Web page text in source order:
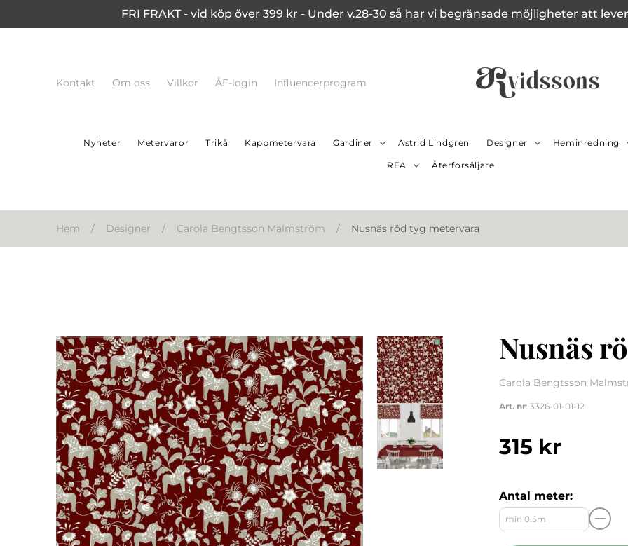
FRI FRAKT - vid köp över 399 kr - Under v.28-30 så har vi begränsade möjligheter att
Kontakt Om oss Villkor ÅF-login Influencerprogram
Nyheter Metervaror Trikå Kappmetervara Gardiner Astrid Lindgren Designer Heminredning
REA Återforsäljare
Hem / Designer / Carola Bengtsson Malmström / Nusnäs röd tyg metervara
Nusnäs
Carola Bengtsson
Art. nr: 3326-01-01-12
315 kr
Antal meter: